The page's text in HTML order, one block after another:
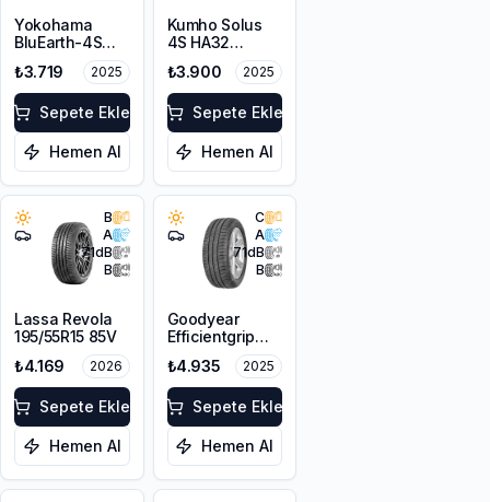
Yokohama
BluEarth-4S
AW21 195/55R15
89V XL
₺3.719 2025
Sepete Ekle
Hemen Al
Kumho Solus
4S HA32
195/55R15 89V
XL M+S 3PMSF
₺3.900 2025
Sepete Ekle
Hemen Al
B
A
71dB
B
Lassa Revola
195/55R15 85V
₺4.169
2026
Sepete Ekle
Hemen Al
C
A
71dB
B
Goodyear
Efficientgrip
Performance
195/55R15 85V
₺4.935 2025
Sepete Ekle
Hemen Al